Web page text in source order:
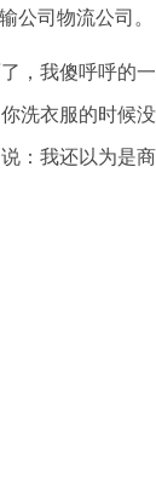
公司物流公司。
，我傻呼呼的一
洗衣服的时候
：我还以为是